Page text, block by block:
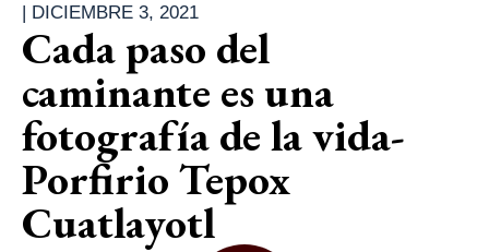
| DICIEMBRE 3, 2021
Cada paso del
caminante es una
fotografía de la vida-
Porfirio Tepox
Cuatlayotl